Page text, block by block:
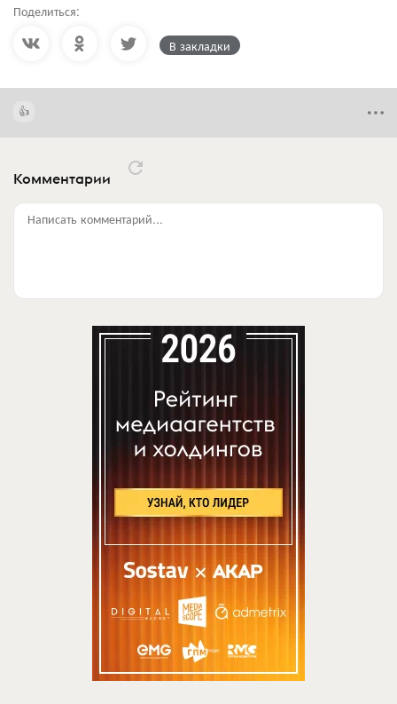
Поделиться:
В закладки
Комментарии
Написать комментарий...